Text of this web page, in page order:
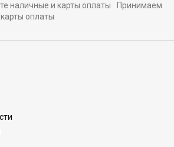
Принимаем
оплаты